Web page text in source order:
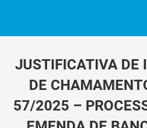
JUSTIFICATIVA DE
DE
57/2025 –